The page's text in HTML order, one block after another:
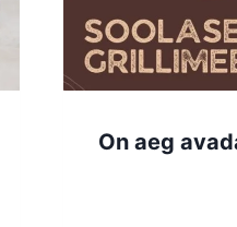
On aeg